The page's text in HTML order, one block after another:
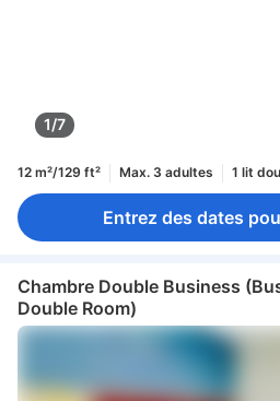
1/7
12 m²/129 ft² Max. 3 adultes 1 lit
Entrez des dates
Chambre Double Business
Double Room)